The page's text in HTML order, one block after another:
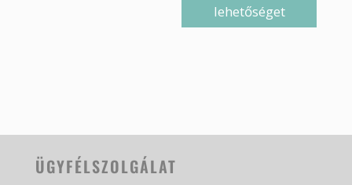
lehetőséget
ÜGYFÉLSZOLGÁLAT